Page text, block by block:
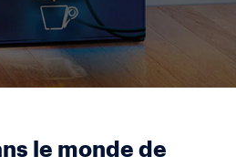
le monde de